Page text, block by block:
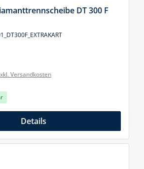
DT 300 F
Versandkosten
Details